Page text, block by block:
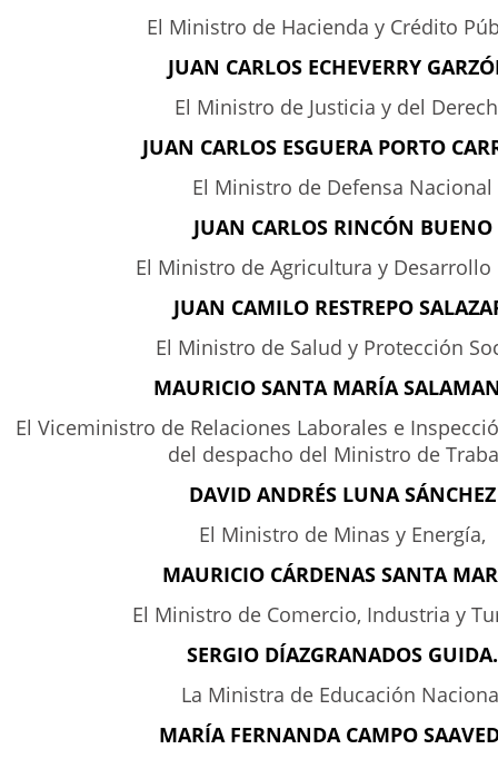
El Ministro de Hacienda y Crédito
JUAN CARLOS ECHEVERRY
El Ministro de Justicia y del
JUAN CARLOS ESGUERA PORTO
El Ministro de Defensa Nacional
JUAN CARLOS RINCÓN BUENO
El Ministro de Agricultura y Desarrollo
JUAN CAMILO RESTREPO
El Ministro de Salud y Protección
MAURICIO SANTA MARÍA
El Viceministro de Relaciones Laborales e
del despacho del Ministro de
DAVID ANDRÉS LUNA SÁNCHEZ
El Ministro de Minas y Energía,
MAURICIO CÁRDENAS SANTA
El Ministro de Comercio, Industria y
SERGIO DÍAZGRANADOS GUIDA.
La Ministra de Educación
MARÍA FERNANDA CAMPO